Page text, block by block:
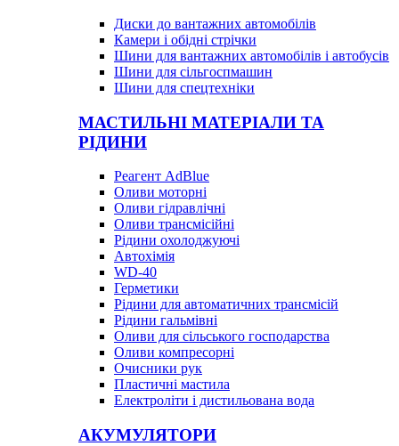
Диски до вантажних автомобілів
Камери і обідні стрічки
Шини для вантажних автомобілів і автобусів
Шини для сільгоспмашин
Шини для спецтехніки
МАСТИЛЬНІ МАТЕРІАЛИ ТА
РІДИНИ
Реагент AdBlue
Оливи моторні
Оливи гідравлічні
Оливи трансмісійні
Рідини охолоджуючі
Автохімія
WD-40
Герметики
Рідини для автоматичних трансмісій
Рідини гальмівні
Оливи для сільського господарства
Оливи компресорні
Очисники рук
Пластичні мастила
Електроліти і дистильована вода
АКУМУЛЯТОРИ